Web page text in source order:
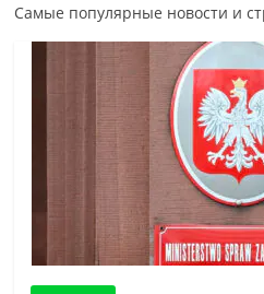
Самые популярные новости и